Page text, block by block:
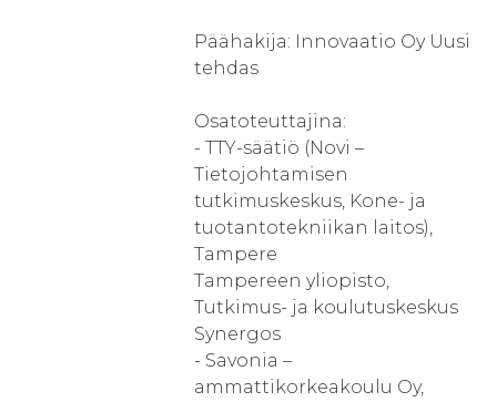
Päähakija: Innovaatio Oy Uusi
tehdas
Osatoteuttajina:
- TTY-säätiö (Novi –
Tietojohtamisen
tutkimuskeskus, Kone- ja
tuotantotekniikan laitos),
Tampere
Tampereen yliopisto,
Tutkimus- ja koulutuskeskus
Synergos
- Savonia –
ammattikorkeakoulu Oy,